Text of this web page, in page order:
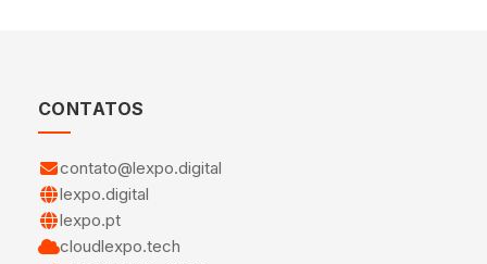
CONTATOS
contato@lexpo.digital
lexpo.digital
lexpo.pt
cloudlexpo.tech